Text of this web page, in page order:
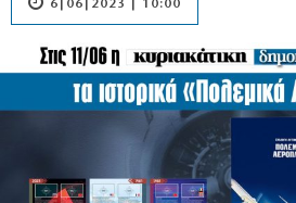
6|06|2023 | 10:00